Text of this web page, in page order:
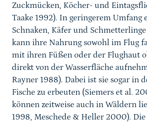
Zuckmücken, Köcher- und
Taake 1992). In geringerem Umfang
Schnaken, Käfer und Schmetterlinge
kann ihre Nahrung sowohl im Flug
mit ihren Füßen oder der Flughaut
direkt von der Wasserfläche
Rayner 1988). Dabei ist sie sogar in
Fische zu erbeuten (Siemers et al.
können zeitweise auch in Wäldern
1998, Meschede & Heller 2000).